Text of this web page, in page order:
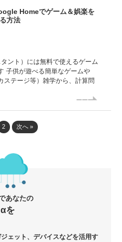
Homeでゲーム＆娯楽を
方法
ント）には無料で使えるゲーム
子供が遊べる簡単なゲームや
ステージ等）雑学から、計算問
2 次へ »
あなたの
を
ェット、デバイスなどを活用す